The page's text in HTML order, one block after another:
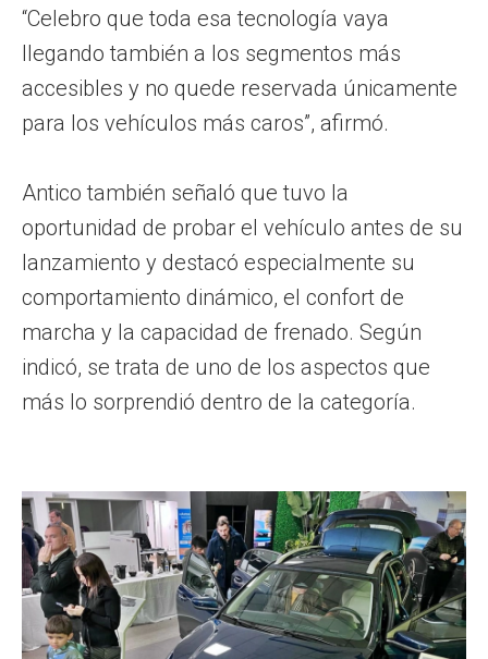
“Celebro que toda esa tecnología vaya
llegando también a los segmentos más
accesibles y no quede reservada únicamente
para los vehículos más caros”, afirmó.
Antico también señaló que tuvo la
oportunidad de probar el vehículo antes de su
lanzamiento y destacó especialmente su
comportamiento dinámico, el confort de
marcha y la capacidad de frenado. Según
indicó, se trata de uno de los aspectos que
más lo sorprendió dentro de la categoría.